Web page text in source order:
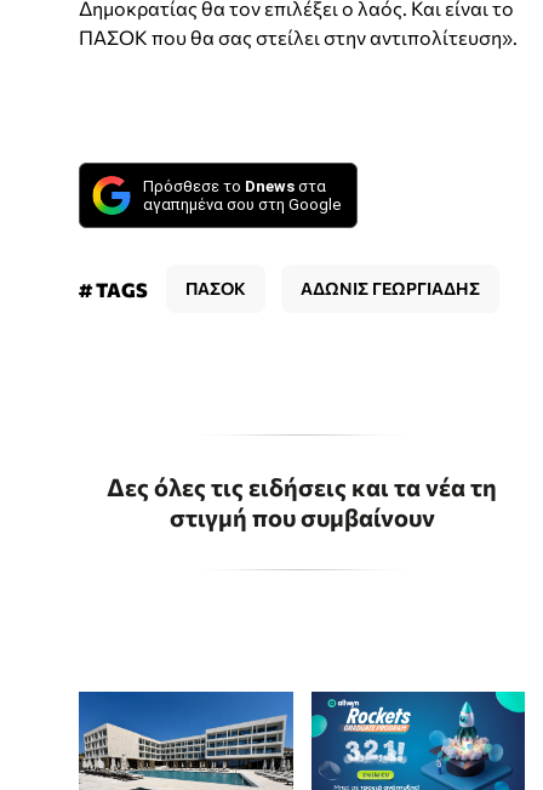
Δημοκρατίας θα τον επιλέξει ο λαός. Και είναι το
ΠΑΣΟΚ που θα σας στείλει στην αντιπολίτευση».
Πρόσθεσε το Dnews στα
αγαπημένα σου στη Google
# TAGS ΠΑΣΟΚ ΑΔΩΝΙΣ ΓΕΩΡΓΙΑΔΗΣ
Δες όλες τις ειδήσεις και τα νέα τη
στιγμή που συμβαίνουν